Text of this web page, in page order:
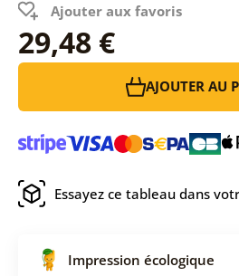
Ajouter aux favoris
29,48 €
AJOUTER AU
Essayez ce tableau dans
Impression écologique